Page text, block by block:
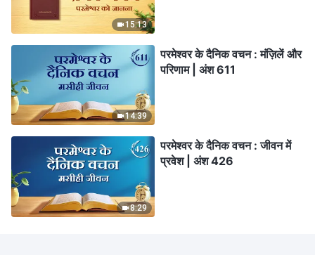
15:13
14:39
परमेश्वर के दैनिक वचन : मंज़िलें और
परिणाम | अंश 611
8:29
परमेश्वर के दैनिक वचन : जीवन में
प्रवेश | अंश 426